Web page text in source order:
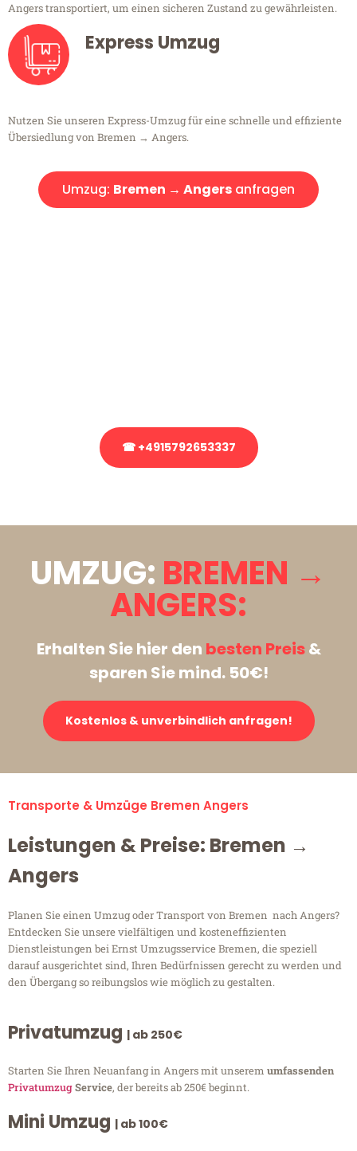
Angers transportiert, um einen sicheren Zustand zu gewährleisten.
Express Umzug
Nutzen Sie unseren Express-Umzug für eine schnelle und effiziente
Übersiedlung von Bremen → Angers.
Umzug: Bremen → Angers anfragen
☎ +4915792653337
UMZUG: BREMEN →
ANGERS:
Erhalten Sie hier den besten Preis&
sparen Sie mind. 50€!
Kostenlos & unverbindlich anfragen!
Transporte & Umzüge Bremen Angers
Leistungen & Preise: Bremen →
Angers
Planen Sie einen Umzug oder Transport von Bremen nach Angers?
Entdecken Sie unsere vielfältigen und kosteneffizienten
Dienstleistungen bei Ernst Umzugsservice Bremen, die speziell
darauf ausgerichtet sind, Ihren Bedürfnissen gerecht zu werden und
den Übergang so reibungslos wie möglich zu gestalten.
Privatumzug | ab 250€
Starten Sie Ihren Neuanfang in Angers mit unserem umfassenden
PrivatumzugService, der bereits ab 250€ beginnt.
Mini Umzug | ab 100€